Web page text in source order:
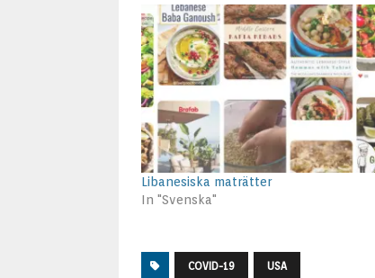
Libanesiska maträtter
In "Svenska"
COVID-19 USA